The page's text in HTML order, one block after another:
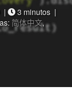
| 3 minutos |
简体中文,